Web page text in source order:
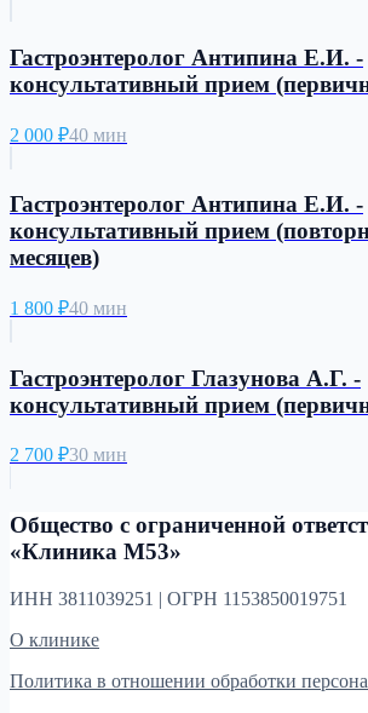
Гастроэнтеролог Антипина Е.И. -
консультативный прием
2 000 ₽40 мин
Гастроэнтеролог Антипина Е.И. -
консультативный прием
месяцев)
1 800 ₽40 мин
Гастроэнтеролог Глазунова А.Г. -
консультативный прием
2 700 ₽30 мин
Общество с ограниченной
«Клиника М53»
ИНН 3811039251 | ОГРН 1153850019751
О клинике
Политика в отношении обработки